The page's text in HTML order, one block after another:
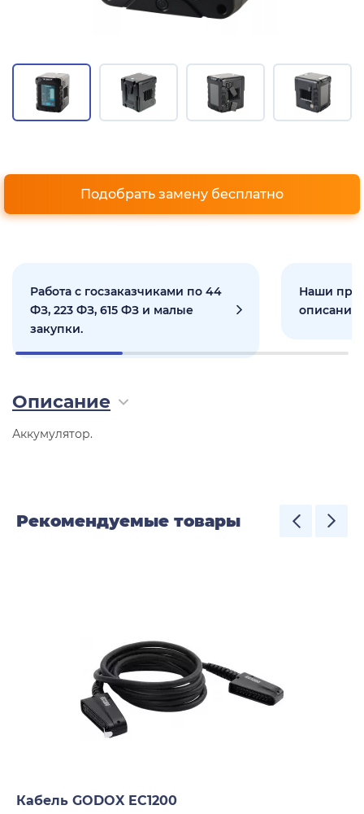
Подобрать замену бесплатно
Работа с госзаказчиками по 44
ФЗ, 223 ФЗ, 615 ФЗ и малые
закупки.
Наши
Описание
Аккумулятор.
Рекомендуемые товары
Кабель GODOX EC1200